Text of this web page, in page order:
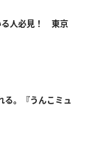
る人必見！ 東京
る。『うんこミュ